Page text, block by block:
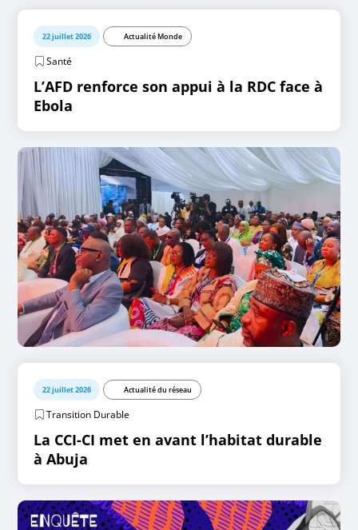
22 juillet 2026 Actualité Monde
Santé
L’AFD renforce son appui à la RDC face à
Ebola
22 juillet 2026 Actualité du réseau
Transition Durable
La CCI-CI met en avant l’habitat durable
à Abuja